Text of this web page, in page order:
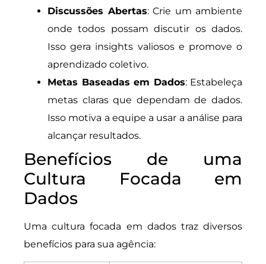
Discussões Abertas: Crie um ambiente
onde todos possam discutir os dados.
Isso gera insights valiosos e promove o
aprendizado coletivo.
Metas Baseadas em Dados: Estabeleça
metas claras que dependam de dados.
Isso motiva a equipe a usar a análise para
alcançar resultados.
Benefícios de uma
Cultura Focada em
Dados
Uma cultura focada em dados traz diversos
benefícios para sua agência: